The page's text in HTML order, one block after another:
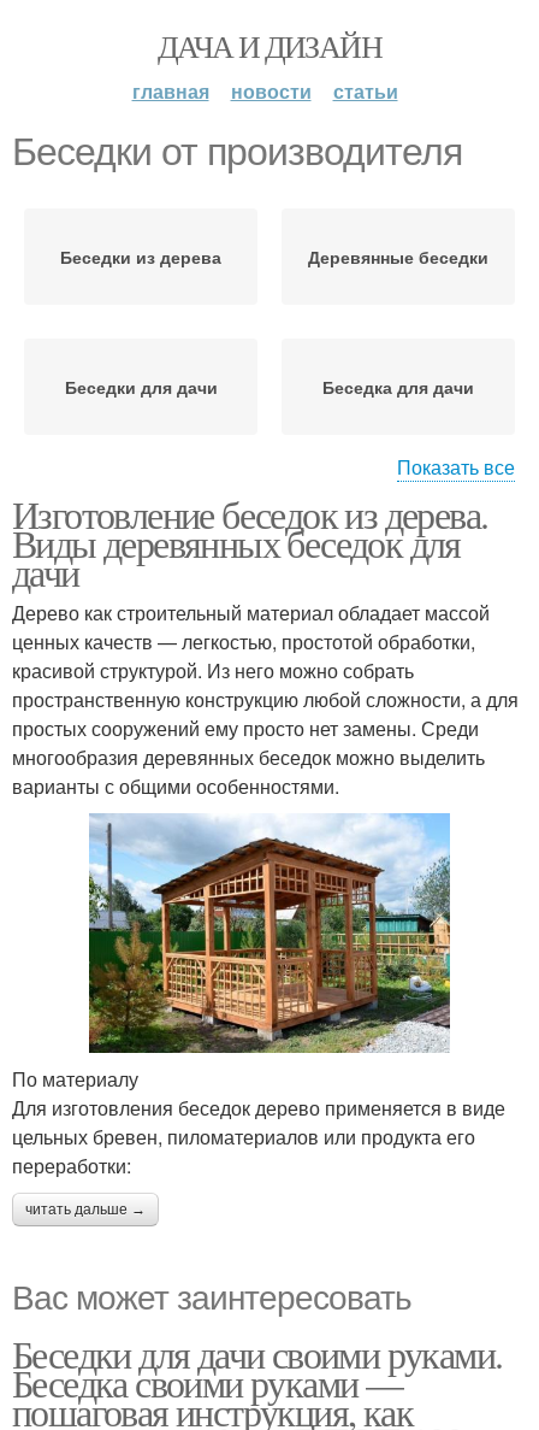
ДАЧА И ДИЗАЙН
главная новости статьи
Беседки от производителя
Беседки из дерева Деревянные беседки
Беседки для дачи Беседка для дачи
Бюджетная беседка Беседка за пару
Показать все
Изготовление беседок из дерева.
Виды деревянных беседок для
дачи
Дерево как строительный материал обладает массой
ценных качеств — легкостью, простотой обработки,
красивой структурой. Из него можно собрать
пространственную конструкцию любой сложности, а для
простых сооружений ему просто нет замены. Среди
многообразия деревянных беседок можно выделить
варианты с общими особенностями.
По материалу
Для изготовления беседок дерево применяется в виде
цельных бревен, пиломатериалов или продукта его
переработки:
читать дальше →
Вас может заинтересовать
Беседки для дачи своими руками.
Беседка своими руками —
пошаговая инструкция, как